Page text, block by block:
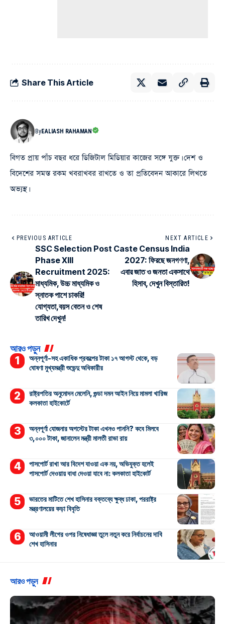
Share This Article
ByEALIASH RAHAMAN
বিগত প্রায় পাঁচ বছর ধরে ডিজিটাল মিডিয়ার কাজের সঙ্গে যুক্ত। দেশ ও
বিদেশের সমস্ত রকম খবরাখবর রাখতে ও তা প্রতিবেদন আকারে লিখতে
অভ্যস্থ।
PREVIOUS ARTICLE
SSC Selection Post
Phase XIII
Recruitment 2025:
মাধ্যমিক, উচ্চ মাধ্যমিক ও
স্নাতক পাশে চাকরি!
যোগ্যতা,বয়স বেতন ও শেষ
তারিখ দেখুন!
NEXT ARTICLE
Caste Census India
2027: ফিরছে জনগণণা,
এবার জাত ও জনতা একসাথে
হিসাব, দেখুন বিস্তারিত!
আরও পড়ুন
অন্নপূর্ণা-সহ একাধিক প্রকল্পের টাকা ১৭ আগস্ট থেকে, বড়
ঘোষণা মুখ্যমন্ত্রী শুভেন্দু অধিকারীর
রাষ্ট্রপতির অনুমোদন মেলেনি, গুন্ডা দমন আইন নিয়ে মামলা খারিজ
কলকাতা হাইকোর্টে
অন্নপূর্ণা যোজনার অগস্টের টাকা এখনও পাননি? কবে মিলবে
৩,০০০ টাকা, জানালেন মন্ত্রী মালতী রাভা রায়
পাসপোর্ট রাখা আর বিদেশ যাওয়া এক নয়, অভিযুক্ত হলেই
পাসপোর্ট দেওয়ায় বাধা দেওয়া যাবে না: কলকাতা হাইকোর্ট
ভারতের মাটিতে শেখ হাসিনার বক্তব্যে ক্ষুব্ধ ঢাকা, পররাষ্ট্র
মন্ত্রণালয়ের কড়া বিবৃতি
আওয়ামী লীগের ওপর নিষেধাজ্ঞা তুলে নতুন করে নির্বাচনের দাবি
শেখ হাসিনার
আরও পড়ুন